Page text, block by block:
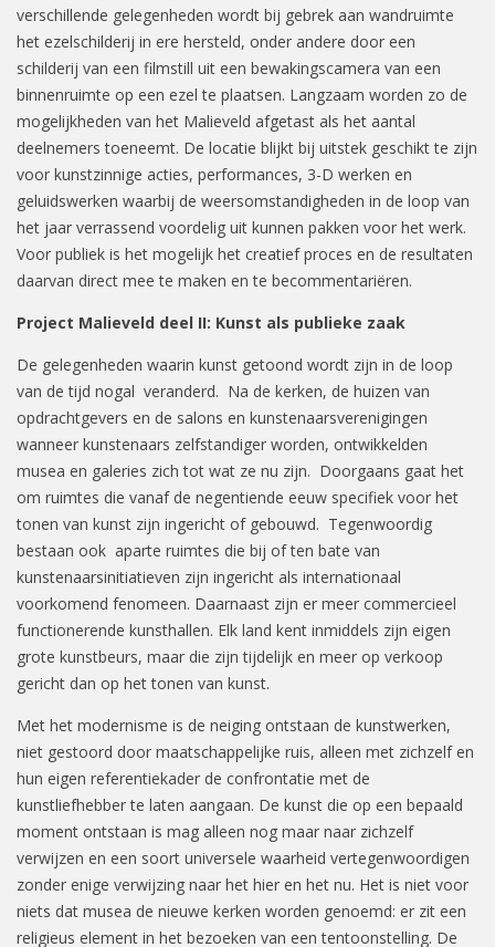
verschillende gelegenheden wordt bij gebrek aan wandruimte
het ezelschilderij in ere hersteld, onder andere door een
schilderij van een filmstill uit een bewakingscamera van een
binnenruimte op een ezel te plaatsen. Langzaam worden zo de
mogelijkheden van het Malieveld afgetast als het aantal
deelnemers toeneemt. De locatie blijkt bij uitstek geschikt te zijn
voor kunstzinnige acties, performances, 3-D werken en
geluidswerken waarbij de weersomstandigheden in de loop van
het jaar verrassend voordelig uit kunnen pakken voor het werk.
Voor publiek is het mogelijk het creatief proces en de resultaten
daarvan direct mee te maken en te becommentariëren.
Project Malieveld deel II: Kunst als publieke zaak
De gelegenheden waarin kunst getoond wordt zijn in de loop
van de tijd nogal veranderd. Na de kerken, de huizen van
opdrachtgevers en de salons en kunstenaarsverenigingen
wanneer kunstenaars zelfstandiger worden, ontwikkelden
musea en galeries zich tot wat ze nu zijn. Doorgaans gaat het
om ruimtes die vanaf de negentiende eeuw specifiek voor het
tonen van kunst zijn ingericht of gebouwd. Tegenwoordig
bestaan ook aparte ruimtes die bij of ten bate van
kunstenaarsinitiatieven zijn ingericht als internationaal
voorkomend fenomeen. Daarnaast zijn er meer commercieel
functionerende kunsthallen. Elk land kent inmiddels zijn eigen
grote kunstbeurs, maar die zijn tijdelijk en meer op verkoop
gericht dan op het tonen van kunst.
Met het modernisme is de neiging ontstaan de kunstwerken,
niet gestoord door maatschappelijke ruis, alleen met zichzelf en
hun eigen referentiekader de confrontatie met de
kunstliefhebber te laten aangaan. De kunst die op een bepaald
moment ontstaan is mag alleen nog maar naar zichzelf
verwijzen en een soort universele waarheid vertegenwoordigen
zonder enige verwijzing naar het hier en het nu. Het is niet voor
niets dat musea de nieuwe kerken worden genoemd: er zit een
religieus element in het bezoeken van een tentoonstelling. De